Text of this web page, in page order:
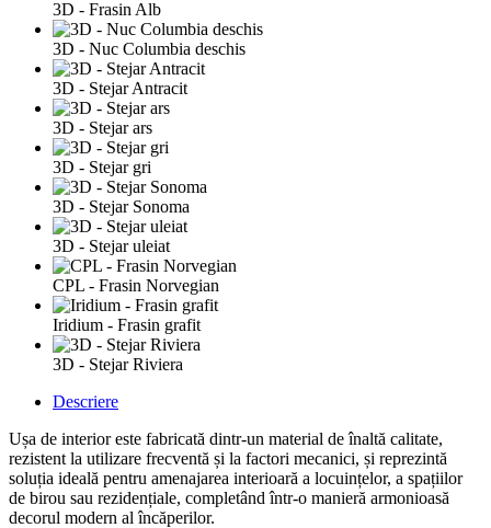
3D - Frasin Alb
3D - Nuc Columbia deschis
3D - Stejar Antracit
3D - Stejar ars
3D - Stejar gri
3D - Stejar Sonoma
3D - Stejar uleiat
CPL - Frasin Norvegian
Iridium - Frasin grafit
3D - Stejar Riviera
Descriere
Ușa de interior este fabricată dintr-un material de înaltă calitate,
rezistent la utilizare frecventă și la factori mecanici, și reprezintă
soluția ideală pentru amenajarea interioară a locuințelor, a spațiilor
de birou sau rezidențiale, completând într-o manieră armonioasă
decorul modern al încăperilor.